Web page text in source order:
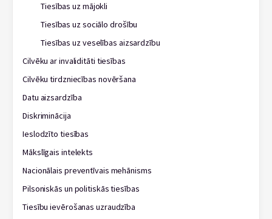
Tiesības uz mājokli
Tiesības uz sociālo drošību
Tiesības uz veselības aizsardzību
Cilvēku ar invaliditāti tiesības
Cilvēku tirdzniecības novēršana
Datu aizsardzība
Diskriminācija
Ieslodzīto tiesības
Mākslīgais intelekts
Nacionālais preventīvais mehānisms
Pilsoniskās un politiskās tiesības
Tiesību ievērošanas uzraudzība